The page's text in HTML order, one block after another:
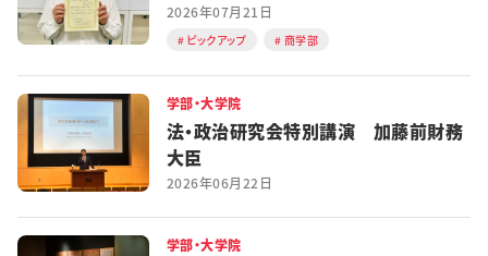
2026年07月21日
ピックアップ 商学部
学部・大学院
法・政治研究会特別講演 加藤前財務
大臣
2026年06月22日
学部・大学院